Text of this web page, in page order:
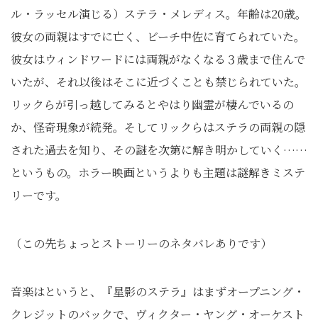
ル・ラッセル演じる）ステラ・メレディス。年齢は20歳。
彼女の両親はすでに亡く、ビーチ中佐に育てられていた。
彼女はウィンドワードには両親がなくなる３歳まで住んで
いたが、それ以後はそこに近づくことも禁じられていた。
リックらが引っ越してみるとやはり幽霊が棲んでいるの
か、怪奇現象が続発。そしてリックらはステラの両親の隠
された過去を知り、その謎を次第に解き明かしていく……
というもの。ホラー映画というよりも主題は謎解きミステ
リーです。
（この先ちょっとストーリーのネタバレありです）
音楽はというと、『星影のステラ』はまずオープニング・
クレジットのバックで、ヴィクター・ヤング・オーケスト